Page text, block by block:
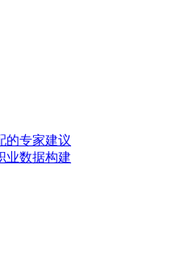
的专家建议
业数据构建